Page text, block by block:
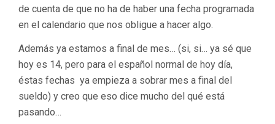
de cuenta de que no ha de haber una fecha programada
en el calendario que nos obligue a hacer algo.
Además ya estamos a final de mes… (si, si… ya sé que
hoy es 14, pero para el español normal de hoy día,
éstas fechas ya empieza a sobrar mes a final del
sueldo) y creo que eso dice mucho del qué está
pasando…